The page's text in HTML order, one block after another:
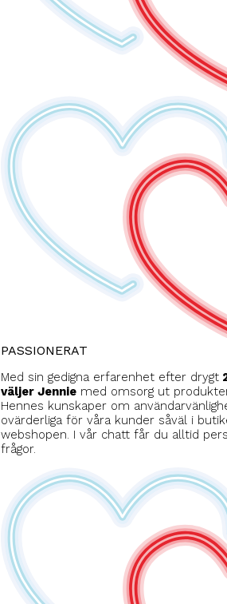
PASSIONERAT
Med sin gedigna erfarenhet efter drygt
väljer Jennie med omsorg ut
Hennes kunskaper om
ovärderliga för våra kunder såväl i
webshopen. I vår chatt får du alltid
frågor.